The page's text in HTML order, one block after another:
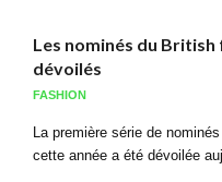
Les nominés du
dévoilés
FASHION
La première série de
cette année a été dévoilée